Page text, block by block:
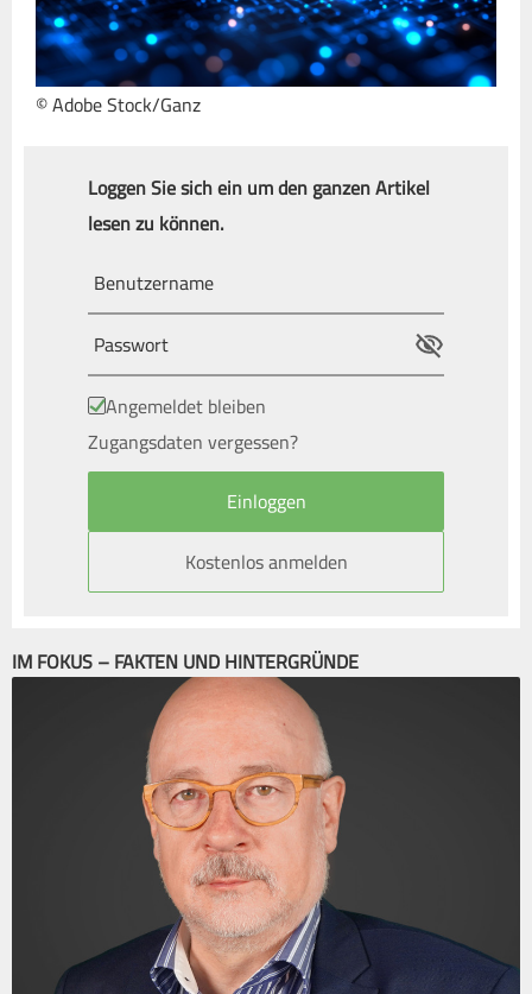
© Adobe Stock/Ganz
Loggen Sie sich ein um den ganzen Artikel
lesen zu können.
Angemeldet bleiben
Zugangsdaten vergessen?
Kostenlos anmelden
IM FOKUS – FAKTEN UND HINTERGRÜNDE